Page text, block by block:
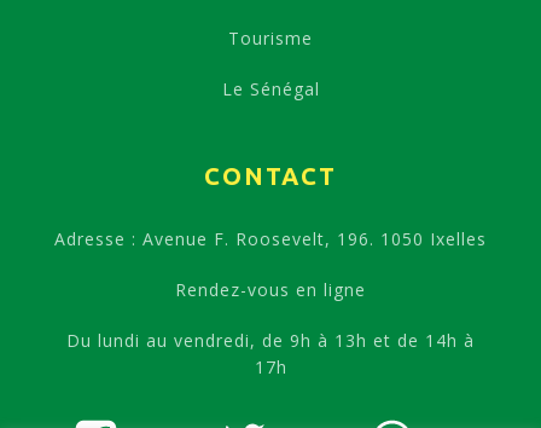
Tourisme
Le Sénégal
CONTACT
Adresse : Avenue F. Roosevelt, 196. 1050 Ixelles
Rendez-vous en ligne
Du lundi au vendredi, de 9h à 13h et de 14h à
17h